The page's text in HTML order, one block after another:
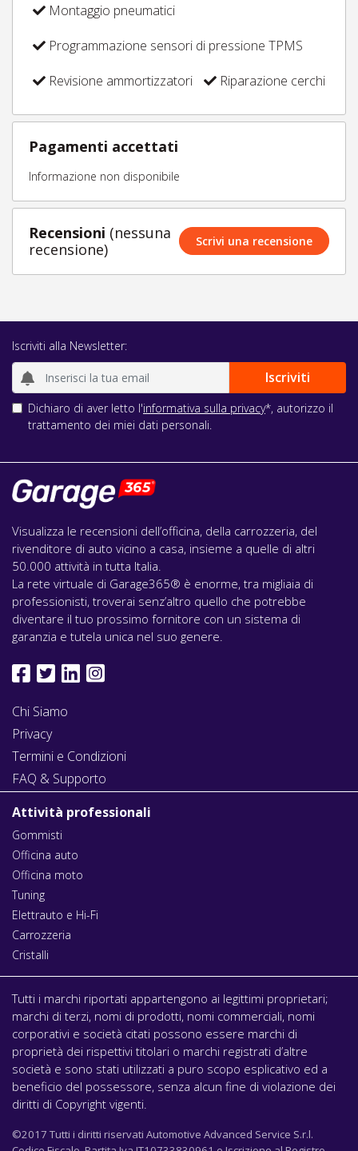
Montaggio pneumatici
Programmazione sensori di pressione TPMS
Revisione ammortizzatori
Riparazione cerchi
Pagamenti accettati
Informazione non disponibile
Recensioni (nessuna
recensione)
Scrivi una recensione
Iscriviti alla Newsletter:
Dichiaro di aver letto l'informativa sulla privacy*, autorizzo il
trattamento dei miei dati personali.
Visualizza le recensioni dell’officina, della carrozzeria, del
rivenditore di auto vicino a casa, insieme a quelle di altri
50.000 attività in tutta Italia.
La rete virtuale di Garage365® è enorme, tra migliaia di
professionisti, troverai senz’altro quello che potrebbe
diventare il tuo prossimo fornitore con un sistema di
garanzia e tutela unica nel suo genere.
Chi Siamo
Privacy
Termini e Condizioni
FAQ & Supporto
Attività professionali
Gommisti
Officina auto
Officina moto
Tuning
Elettrauto e Hi-Fi
Carrozzeria
Cristalli
Tutti i marchi riportati appartengono ai legittimi proprietari;
marchi di terzi, nomi di prodotti, nomi commerciali, nomi
corporativi e società citati possono essere marchi di
proprietà dei rispettivi titolari o marchi registrati d’altre
società e sono stati utilizzati a puro scopo esplicativo ed a
beneficio del possessore, senza alcun fine di violazione dei
diritti di Copyright vigenti.
©2017 Tutti i diritti riservati Automotive Advanced Service S.r.l.